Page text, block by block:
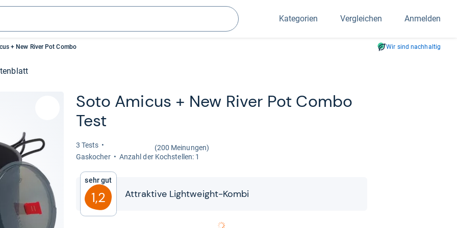
Suchen
Kategorien Vergleichen Anmelden
+ New River Pot Combo Wir sind nachhaltig
Soto Ami­cus + New River Pot Combo
Test
3 Tests
(200 Meinungen)
Gas­ko­cher
Anzahl der Koch­stel­len: 1
Sehr gut
1,2 Attrak­tive Light­weight-​​Kombi